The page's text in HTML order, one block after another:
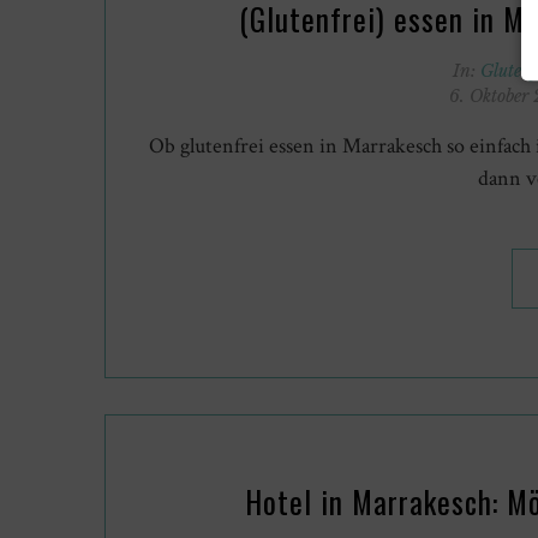
(Glutenfrei) essen in
In:
6. Oktober
Ob glutenfrei essen in Marrakesch so
dann
Hotel in Marrakesch: